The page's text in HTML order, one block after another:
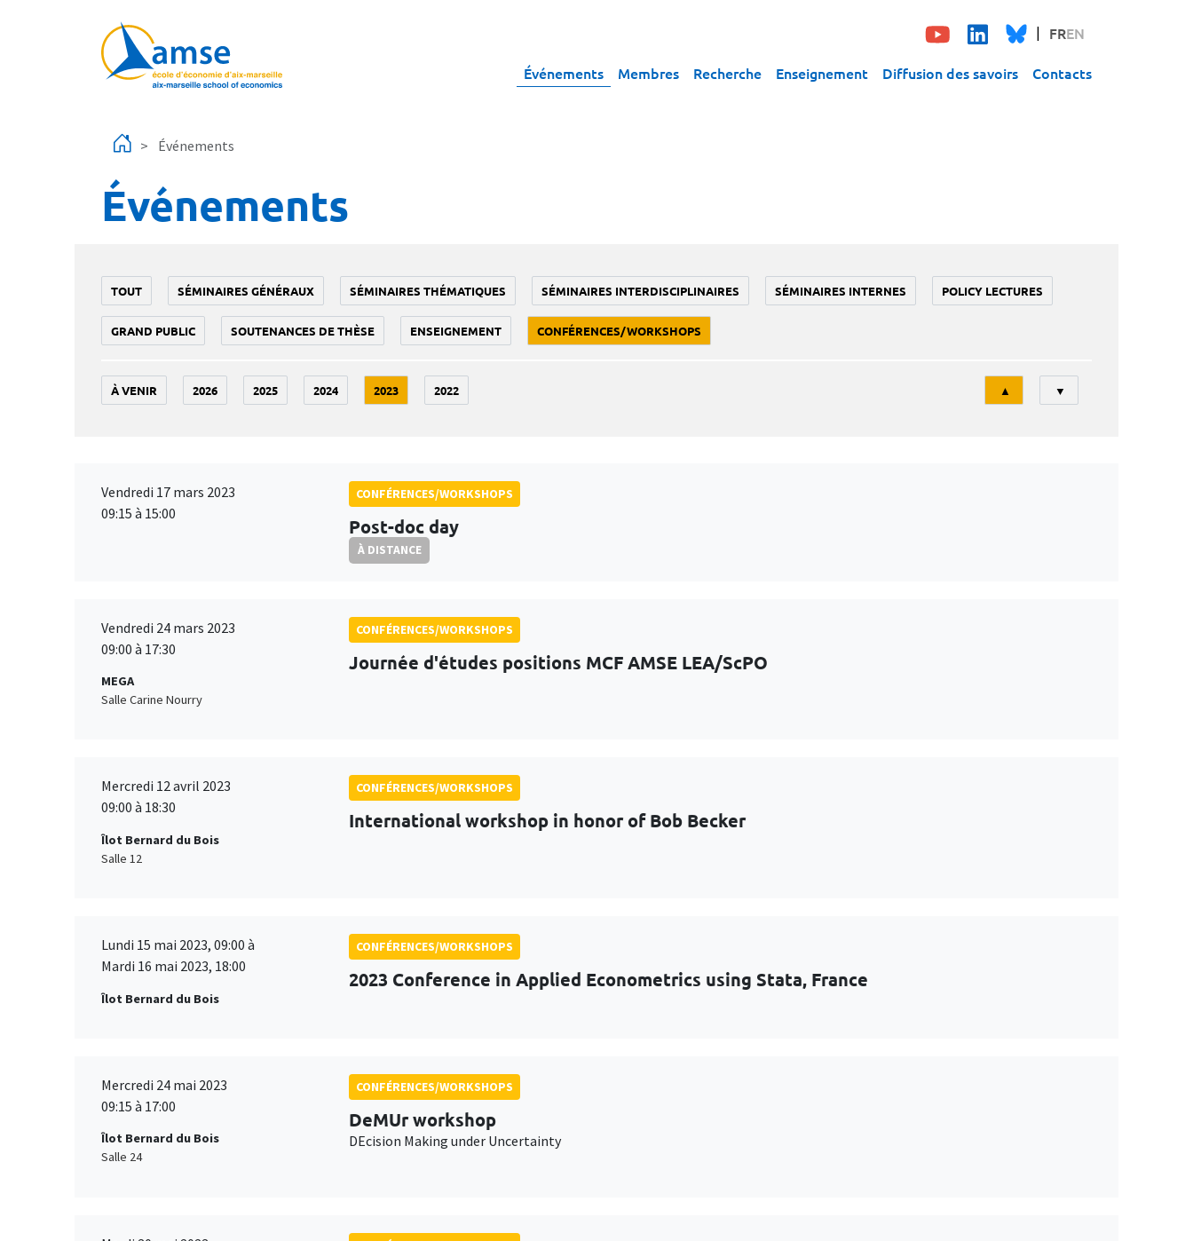
FREN
Événements Membres Recherche Enseignement Diffusion des savoirs Contacts
Événements
Événements
TOUT SÉMINAIRES GÉNÉRAUX SÉMINAIRES THÉMATIQUES SÉMINAIRES INTERDISCIPLINAIRES SÉMINAIRES INTERNES POLICY LECTURES
GRAND PUBLIC SOUTENANCES DE THÈSE ENSEIGNEMENT CONFÉRENCES/WORKSHOPS
À VENIR 2026 2025 2024 2023 2022
Tri
▲ ▼
Vendredi 17 mars 2023
09:15 à 15:00
CONFÉRENCES/WORKSHOPS
Post-doc day
À DISTANCE
Vendredi 24 mars 2023
09:00 à 17:30
MEGA
Salle Carine Nourry
CONFÉRENCES/WORKSHOPS
Journée d'études positions MCF AMSE LEA/ScPO
Mercredi 12 avril 2023
09:00 à 18:30
Îlot Bernard du Bois
Salle 12
CONFÉRENCES/WORKSHOPS
International workshop in honor of Bob Becker
Lundi 15 mai 2023, 09:00 à
Mardi 16 mai 2023, 18:00
Îlot Bernard du Bois
CONFÉRENCES/WORKSHOPS
2023 Conference in Applied Econometrics using Stata, France
Mercredi 24 mai 2023
09:15 à 17:00
Îlot Bernard du Bois
Salle 24
CONFÉRENCES/WORKSHOPS
DeMUr workshop
DEcision Making under Uncertainty